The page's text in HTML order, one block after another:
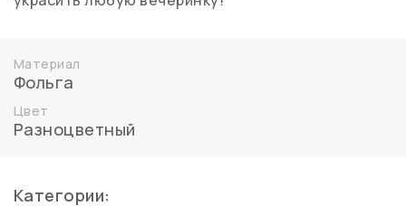
Материал
Фольга
Цвет
Разноцветный
Категории: